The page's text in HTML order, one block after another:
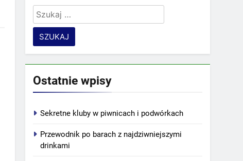
Szukaj:
Ostatnie wpisy
Sekretne kluby w piwnicach i podwórkach
Przewodnik po barach z najdziwniejszymi
drinkami